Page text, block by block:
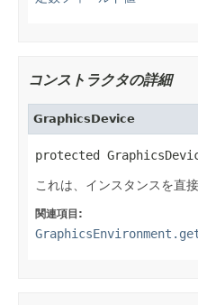
コンストラクタの詳細
GraphicsDevice
protected
これは、インスタンスを直
関連項目: